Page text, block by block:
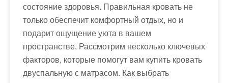
состояние здоровья. Правильная кровать не
только обеспечит комфортный отдых, но и
подарит ощущение уюта в вашем
пространстве. Рассмотрим несколько ключевых
факторов, которые помогут вам купить кровать
двуспальную с матрасом. Как выбрать